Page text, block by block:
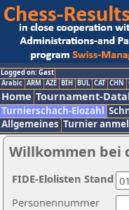
Logged on: Gast
Arabic ARM AZE BIH BUL CAT CHN
Home Tournament-
Turnierschach-Elozahl
Allgemeines Turnier
Willkommen bei
Personennummer
FIDE-Elolisten Stand